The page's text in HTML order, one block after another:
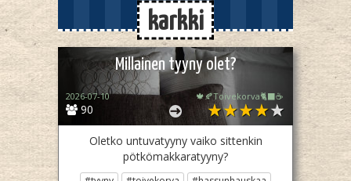
karkki
Millainen tyyny olet?
90
2026-07-10 🍁🍂Toivekorva🐈‍⬛☕
Oletko untuvatyyny vaiko sittenkin
pötkömakkaratyyny?